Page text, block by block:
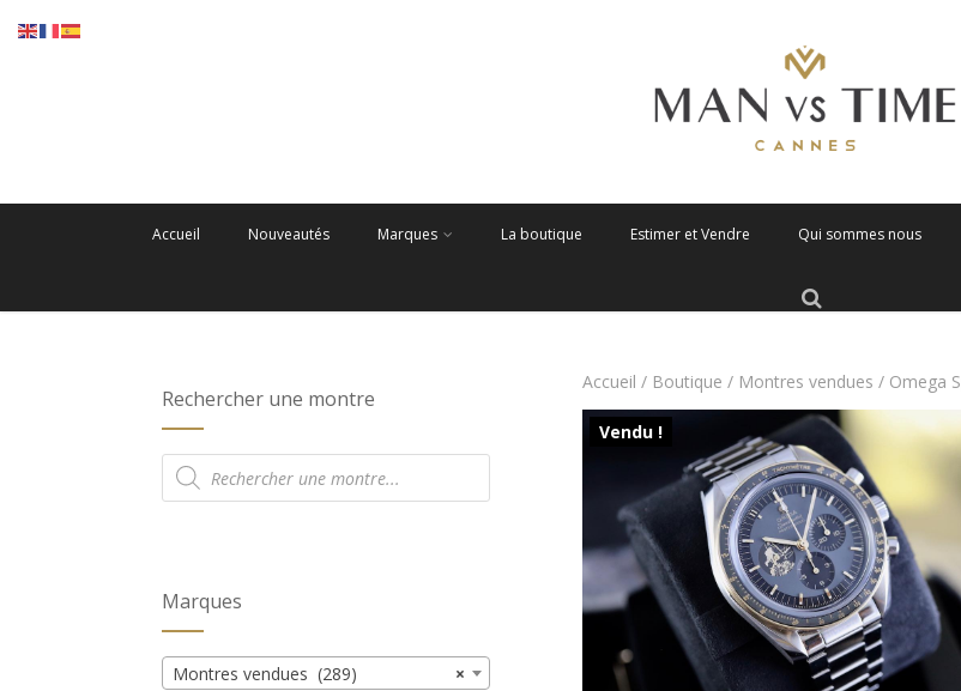
Accueil Nouveautés Marques La boutique Estimer et Vendre Qui sommes nous
Accueil / Boutique / Montres vendues / Omega
Vendu !
Rechercher une montre
Recherche
de
produits
Marques
×
Montres vendues (289)